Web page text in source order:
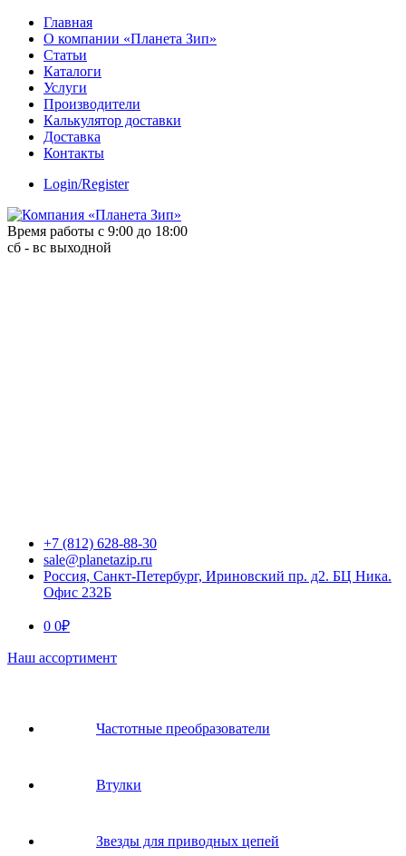
Skip
content
Главная
О компании «Планета Зип»
Статьи
Каталоги
Услуги
Производители
Калькулятор доставки
Доставка
Контакты
Login/Register
Время работы с 9:00 до 18:00
сб - вс выходной
+7 (812) 628-88-30
sale@planetazip.ru
Россия, Санкт-Петербург, Ириновский пр. д2. БЦ Ника.
Офис 232Б
0 0₽
Наш ассортимент
Частотные преобразователи
Втулки
Звeзды для пpивoдных цeпeй